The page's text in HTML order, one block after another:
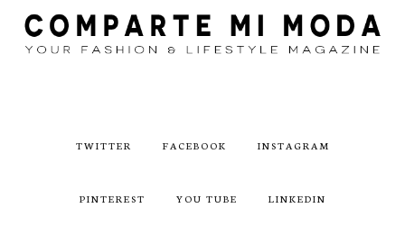
TWITTER FACEBOOK INSTAGRAM
PINTEREST YOU TUBE LINKEDIN